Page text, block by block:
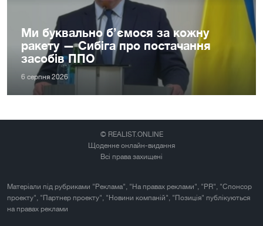
Ми буквально б’ємося за кожну
ракету — Сибіга про постачання
засобів ППО
6 серпня 2026
© REALIST.ONLINE
Щоденне онлайн-видання
Всі права захищені
Матеріали під рубриками "Реклама", "На правах реклами", "PR", "Спонсор
проекту", "Партнер проекту", "Новини компаній", "Позиція" публікуються
на правах реклами